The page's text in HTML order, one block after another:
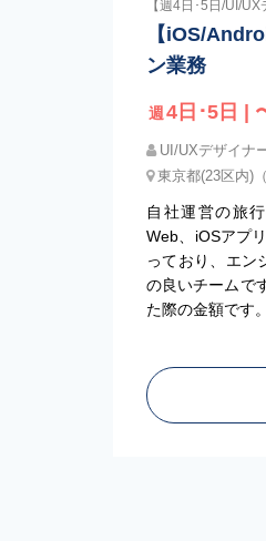
【週4日･5日/UI/
【iOS/
ン業務
週 4日･5日 |
UI/UXデザイナ
東京都(23区内)
自社運営の旅
Web、iOSアプ
っており、エン
の良いチームで
た際の金額です。